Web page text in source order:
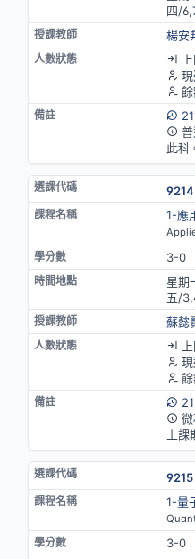
四/
楊安
此科
9214
1-應
3-0
星期
五/
蘇懿
上
9215
1-量
3-0